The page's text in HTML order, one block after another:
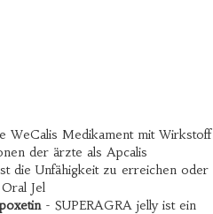
WeCalis Medikament mit Wirkstoff
der ärzte als Apcalis
die Unfähigkeit zu erreichen oder
Jel
- SUPERAGRA jelly ist ein